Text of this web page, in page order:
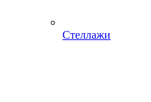
Стеллажи